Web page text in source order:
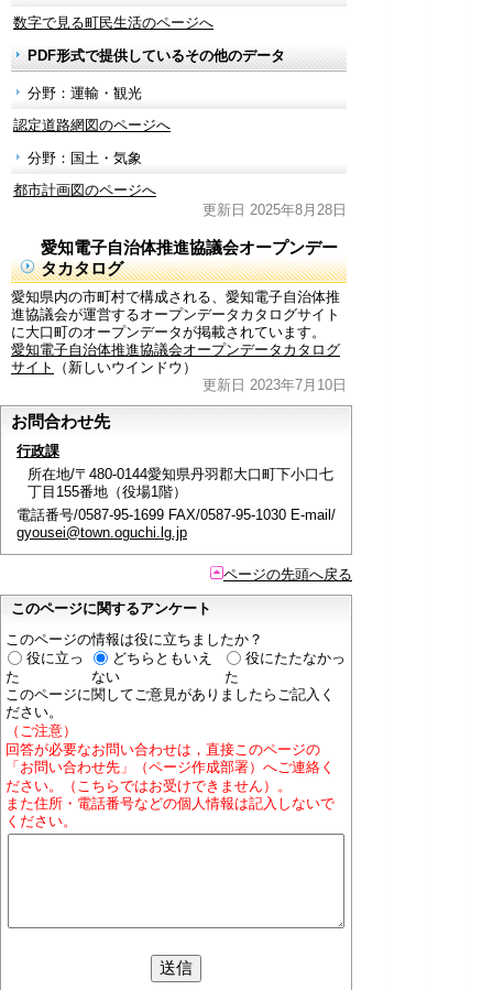
数字で見る町民生活のページへ
PDF形式で提供しているその他のデータ
分野：運輸・観光
認定道路網図のページへ
分野：国土・気象
都市計画図のページへ
更新日 2025年8月28日
愛知電子自治体推進協議会オープンデー
タカタログ
愛知県内の市町村で構成される、愛知電子自治体推
進協議会が運営するオープンデータカタログサイト
に大口町のオープンデータが掲載されています。
愛知電子自治体推進協議会オープンデータカタログ
サイト
（新しいウインドウ）
更新日 2023年7月10日
お問合わせ先
行政課
所在地/〒480-0144愛知県丹羽郡大口町下小口七
丁目155番地（役場1階）
電話番号/0587-95-1699 FAX/0587-95-1030 E-mail/
gyousei@town.oguchi.lg.jp
ページの先頭へ戻る
このページに関するアンケート
このページの情報は役に立ちましたか？
役に立っ
た
どちらともいえ
ない
役にたたなかっ
た
このページに関してご意見がありましたらご記入く
ださい。
（ご注意）
回答が必要なお問い合わせは，直接このページの
「お問い合わせ先」（ページ作成部署）へご連絡く
ださい。（こちらではお受けできません）。
また住所・電話番号などの個人情報は記入しないで
ください。